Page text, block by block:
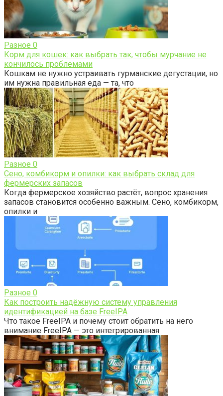
Разное 0
Корм для кошек: как выбрать так, чтобы мурчание не
кончилось проблемами
Кошкам не нужно устраивать гурманские дегустации, но
им нужна правильная еда — та, что
Разное 0
Сено, комбикорм и опилки: как выбрать склад для
фермерских запасов
Когда фермерское хозяйство растёт, вопрос хранения
запасов становится особенно важным. Сено, комбикорм,
опилки и
Разное 0
Как построить надёжную систему управления
идентификацией на базе FreeIPA
Что такое FreeIPA и почему стоит обратить на него
внимание FreeIPA — это интегрированная